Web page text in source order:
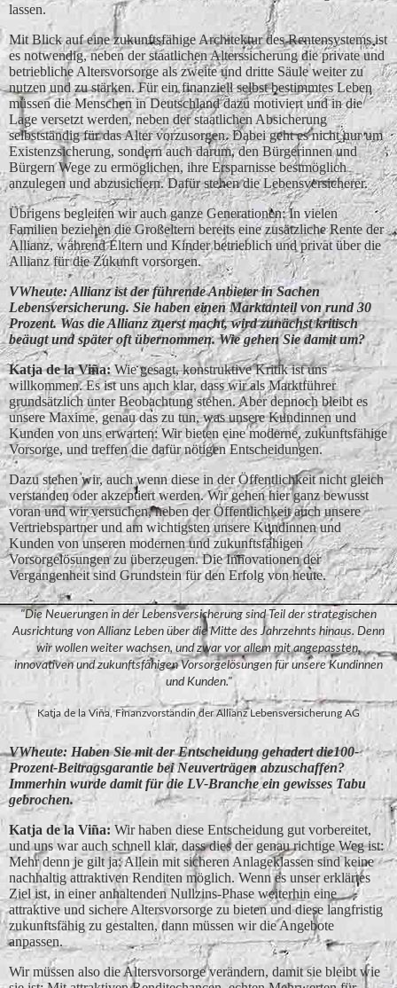
lassen.
Mit Blick auf eine zukunftsfähige Architektur des Rentensystems ist
es notwendig, neben der staatlichen Alterssicherung die private und
betriebliche Altersvorsorge als zweite und dritte Säule weiter zu
nutzen und zu stärken. Für ein finanziell selbst bestimmtes Leben
müssen die Menschen in Deutschland dazu motiviert und in die
Lage versetzt werden, neben der staatlichen Absicherung
selbstständig für das Alter vorzusorgen. Dabei geht es nicht nur um
Existenzsicherung, sondern auch darum, den Bürgerinnen und
Bürgern Wege zu ermöglichen, ihre Ersparnisse bestmöglich
anzulegen und abzusichern. Dafür stehen die Lebensversicherer.
Übrigens begleiten wir auch ganze Generationen: In vielen
Familien beziehen die Großeltern bereits eine zusätzliche Rente der
Allianz, während Eltern und Kinder betrieblich und privat über die
Allianz für die Zukunft vorsorgen.
VWheute: Allianz ist der führende Anbieter in Sachen
Lebensversicherung. Sie haben einen Marktanteil von rund 30
Prozent. Was die Allianz zuerst macht, wird zunächst kritisch
beäugt und später oft übernommen. Wie gehen Sie damit um?
Katja de la Vin͂a:Wie gesagt, konstruktive Kritik ist uns
willkommen. Es ist uns auch klar, dass wir als Marktführer
grundsätzlich unter Beobachtung stehen. Aber dennoch bleibt es
unsere Maxime, genau das zu tun, was unsere Kundinnen und
Kunden von uns erwarten: Wir bieten eine moderne, zukunftsfähige
Vorsorge, und treffen die dafür nötigen Entscheidungen.
Dazu stehen wir, auch wenn diese in der Öffentlichkeit nicht gleich
verstanden oder akzeptiert werden. Wir gehen hier ganz bewusst
voran und wir versuchen, neben der Öffentlichkeit auch unsere
Vertriebspartner und am wichtigsten unsere Kundinnen und
Kunden von unseren modernen und zukunftsfähigen
Vorsorgelösungen zu überzeugen. Die Innovationen der
Vergangenheit sind Grundstein für den Erfolg von heute.
"Die Neuerungen in der Lebensversicherung sind Teil der strategischen
Ausrichtung von Allianz Leben über die Mitte des Jahrzehnts hinaus. Denn
wir wollen weiter wachsen, und zwar vor allem mit angepassten,
innovativen und zukunftsfähigen Vorsorgelösungen für unsere Kundinnen
und Kunden."
Katja de la Viña, Finanzvorständin der Allianz Lebensversicherung AG
VWheute: Haben Sie mit der Entscheidung gehadert die100-
Prozent-Beitragsgarantie bei Neuverträgen abzuschaffen?
Immerhin wurde damit für die LV-Branche ein gewisses Tabu
gebrochen.
Katja de la Vin͂a: Wir haben diese Entscheidung gut vorbereitet,
und uns war auch schnell klar, dass dies der genau richtige Weg ist:
Mehr denn je gilt ja: Allein mit sicheren Anlageklassen sind keine
nachhaltig attraktiven Renditen möglich. Wenn es unser erklärtes
Ziel ist, in einer anhaltenden Nullzins-Phase weiterhin eine
attraktive und sichere Altersvorsorge zu bieten und diese langfristig
zukunftsfähig zu gestalten, dann müssen wir die Angebote
anpassen.
Wir müssen also die Altersvorsorge verändern, damit sie bleibt wie